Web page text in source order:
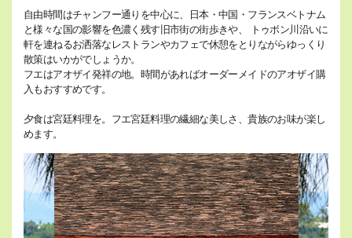
自由時間はチャンフー通りを中心に、日本・中国・フランスベトナム
と様々な国の影響を色濃く残す旧市街の街歩きや、 トゥボン川沿いに
軒を連ねるお洒落なレストランやカフェで休憩をとりながらゆっくり
散策はいかがでしょうか。
フエはアオザイ発祥の地。時間があればオーダーメイドのアオザイ購
入もおすすめです。
夕食は宮廷料理を。フエ宮廷料理の繊細な美しさ、貴族のお味が楽し
めます。